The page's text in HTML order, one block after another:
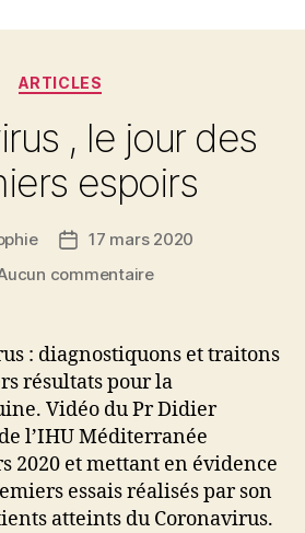
Catégories
ARTICLES
, le jour des
espoirs
Date17 mars 2020
commentairesur
jour
des
premiers
espoirs
: diagnostiquons et traitons
résultats pour la
Vidéo du Pr Didier
l’IHU Méditerranée
2020 et mettant en évidence
essais réalisés par son
atteints du Coronavirus.